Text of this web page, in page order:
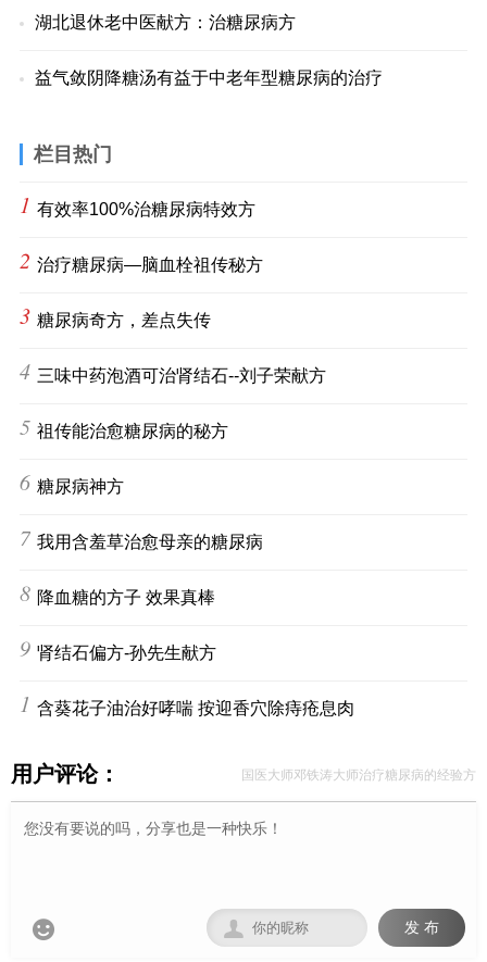
湖北退休老中医献方：治糖尿病方
益气敛阴降糖汤有益于中老年型糖尿病的治疗
栏目热门
1 有效率100%治糖尿病特效方
2 治疗糖尿病—脑血栓祖传秘方
3 糖尿病奇方，差点失传
4 三味中药泡酒可治肾结石--刘子荣献方
5 祖传能治愈糖尿病的秘方
6 糖尿病神方
7 我用含羞草治愈母亲的糖尿病
8 降血糖的方子 效果真棒
9 肾结石偏方-孙先生献方
10含葵花子油治好哮喘 按迎香穴除痔疮息肉
用户评论： 国医大师邓铁涛大师治疗糖尿病的经验方
 发 布
